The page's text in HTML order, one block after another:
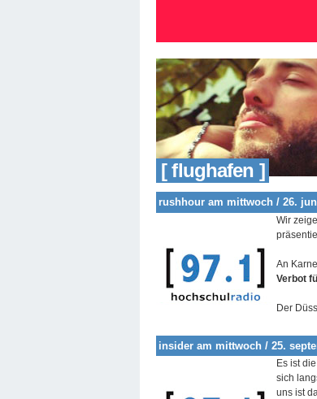
[ flughafen ]
rushhour am mittwoch / 26.
Wir
An
Verbot
Der
insider am mittwoch / 25.
Es ist
sich
uns ist